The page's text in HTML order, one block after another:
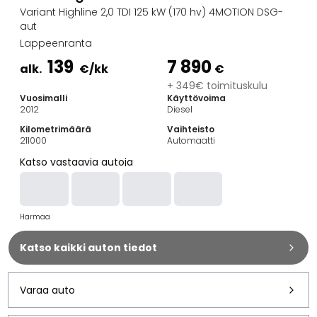
Farmariautot
Kaupunkiautot
Vetoautot
Pakettiautot
Huutokauppa-autot
Saka Select
Automerkit
Audi
Kia
Mercedes-Benz
Polestar
Skoda
Tesla
Toyota
Volkswagen
Variant Highline 2,0 TDI 125 kW (170 hv) 4MOTION DSG-
aut
Lappeenranta
alk. 139 €/kk 7 890 €
+ 349€ toimituskulu
Vuosimalli
2012
Käyttövoima
Diesel
Kilometrimäärä
211000
Vaihteisto
Automaatti
Katso vastaavia autoja
Harmaa
Katso kaikki auton tiedot
Varaa auto